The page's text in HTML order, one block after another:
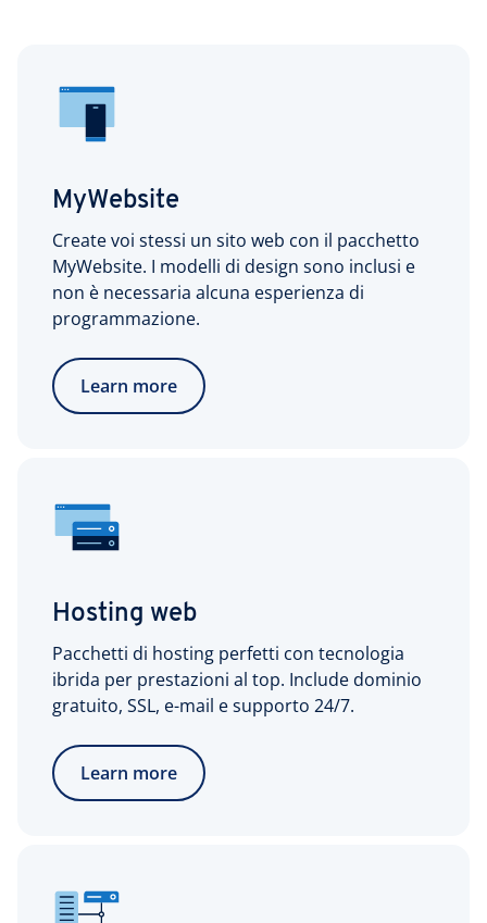
MyWebsite
Create voi stessi un sito web con il pacchetto
MyWebsite. I modelli di design sono inclusi e
non è necessaria alcuna esperienza di
programmazione.
Learn more
Hosting web
Pacchetti di hosting perfetti con tecnologia
ibrida per prestazioni al top. Include dominio
gratuito, SSL, e-mail e supporto 24/7.
Learn more